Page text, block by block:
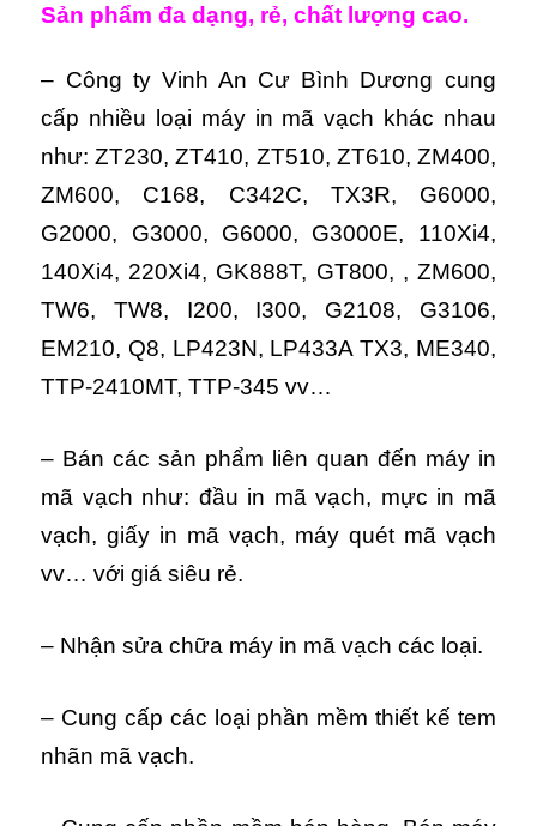
Sản phẩm đa dạng, rẻ, chất lượng cao.
– Công ty Vinh An Cư Bình Dương cung
cấp nhiều loại máy in mã vạch khác nhau
như: ZT230, ZT410, ZT510, ZT610, ZM400,
ZM600, C168, C342C, TX3R, G6000,
G2000, G3000, G6000, G3000E, 110Xi4,
140Xi4, 220Xi4, GK888T, GT800, , ZM600,
TW6, TW8, I200, I300, G2108, G3106,
EM210, Q8, LP423N, LP433A TX3, ME340,
TTP-2410MT, TTP-345 vv…
– Bán các sản phẩm liên quan đến máy in
mã vạch như: đầu in mã vạch, mực in mã
vạch, giấy in mã vạch, máy quét mã vạch
vv… với giá siêu rẻ.
– Nhận sửa chữa máy in mã vạch các loại.
– Cung cấp các loại phần mềm thiết kế tem
nhãn mã vạch.